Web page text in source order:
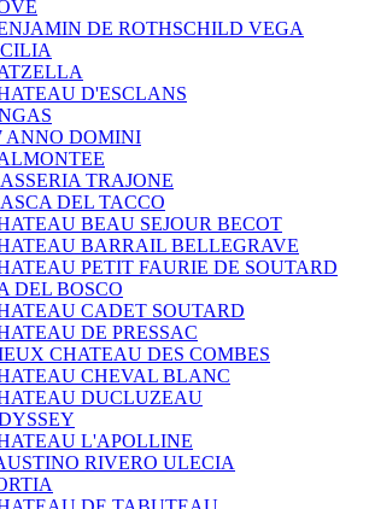
DE ROTHSCHILD VEGA
D'ESCLANS
ANNO DOMINI
TRAJONE
DEL TACCO
BEAU SEJOUR BECOT
BARRAIL BELLEGRAVE
PETIT FAURIE DE SOUTARD
DEL BOSCO
CADET SOUTARD
DE PRESSAC
CHATEAU DES COMBES
CHEVAL BLANC
DUCLUZEAU
L'APOLLINE
RIVERO ULECIA